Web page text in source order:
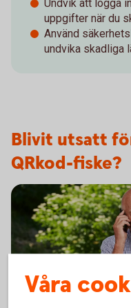
Undvik att logga
uppgifter när du
Använd
undvika skadliga
Blivit utsatt
QRkod-fiske?
Våra